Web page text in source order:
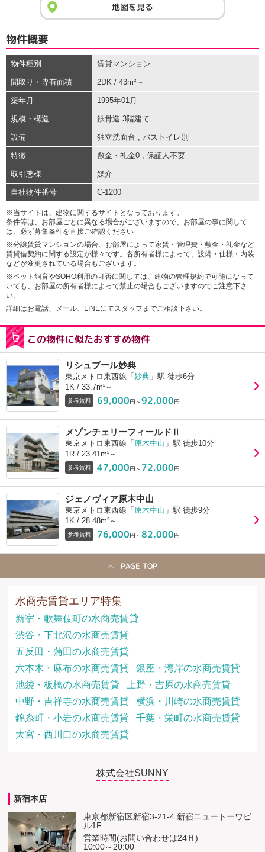
地図を見る
物件概要
物件種別 賃貸マンション
間取り・専有面積 2DK / 43m²～
築年月 1995年01月
規模・構造 鉄骨造 3階建て
設備 独立洗面台 , バストイレ別
特徴 敷金・礼金0 , 保証人不要
取引態様 媒介
自社物件番号 C-1200
※当サイトは、建物に関するサイトとなっております。
条件等は、お部屋ごとに異なる場合がございますので、お部屋の事に関して
は、必ず募集条件を直接ご確認ください
※分譲賃貸マンションの場合、お部屋によって家賃・管理費・敷金・礼金など
賃貸借契約に関する設定が様々です。各所有者様によって、設備・仕様・内装
などが変更されている場合もございます。
※ペット飼育やSOHO利用の可否に関しては、建物の管理規約で可能になって
いても、お部屋の所有者様によって禁止の場合もございますのでご注意下さ
い。
詳細はお電話、メール、LINEにてスタッフまでご相談下さい。
この物件に似たおすすめ物件
リシュブール妙典
東京メトロ東西線「 妙典 」駅 徒歩6分
1K / 33.7m²～
参考賃料 69,000円～92,000円
メゾンチェリーフィールドⅡ
東京メトロ東西線「 原木中山 」駅 徒歩10分
1R / 23.41m²～
参考賃料 47,000円～ 72,000円
ジェノヴィア原木中山
東京メトロ東西線「 原木中山 」駅 徒歩9分
1K / 28.48m²～
参考賃料 76,000円～82,000円
PAGE TOP
水商売賃貸エリア特集
新宿・歌舞伎町の水商売賃貸
渋谷・下北沢の水商売賃貸
五反田・蒲田の水商売賃貸
六本木・麻布の水商売賃貸
銀座・湾岸の水商売賃貸
池袋・板橋の水商売賃貸
上野・吉原の水商売賃貸
中野・吉祥寺の水商売賃貸
横浜・川崎の水商売賃貸
錦糸町・小岩の水商売賃貸
千葉・栄町の水商売賃貸
大宮・西川口の水商売賃貸
株式会社SUNNY
新宿本店
東京都新宿区新宿3-21-4 新宿ニュートーワビ
ル1F
営業時間(お問い合わせは24Ｈ)
10:00～20:00